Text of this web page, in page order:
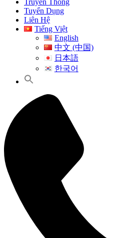
Truyền Thông
Tuyển Dụng
Liên Hệ
Tiếng Việt
English
中文 (中国)
日本語
한국어